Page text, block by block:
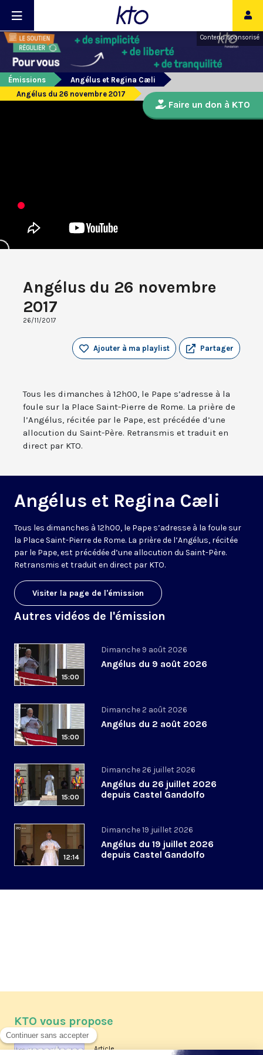
Contenu sponsorisé
Émissions
Angélus et Regina Cæli
Angélus du 26 novembre 2017
Angélus du 26 novembre
2017
26/11/2017
Partager
Ajouter à ma playlist
Tous les dimanches à 12h00, le Pape s’adresse à la
foule sur la Place Saint-Pierre de Rome. La prière de
l’Angélus, récitée par le Pape, est précédée d’une
allocution du Saint-Père. Retransmis et traduit en
direct par KTO.
Angélus et Regina Cæli
Tous les dimanches à 12h00, le Pape s’adresse à la foule sur
la Place Saint-Pierre de Rome. La prière de l’Angélus, récitée
par le Pape, est précédée d’une allocution du Saint-Père.
Retransmis et traduit en direct par KTO.
Visiter la page de l'émission
Autres vidéos de l'émission
15:00
Dimanche 9 août 2026
Angélus du 9 août 2026
15:00
Dimanche 2 août 2026
Angélus du 2 août 2026
15:00
Dimanche 26 juillet 2026
Angélus du 26 juillet 2026
depuis Castel Gandolfo
12:14
Dimanche 19 juillet 2026
Angélus du 19 juillet 2026
depuis Castel Gandolfo
Faire un don à KTO
KTO vous propose
Article